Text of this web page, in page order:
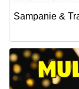
Sampanie &